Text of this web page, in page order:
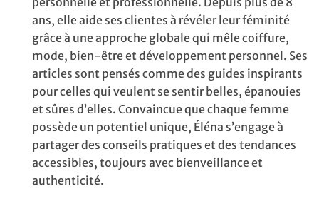
ans, elle aide ses clientes à révéler leur féminité
grâce à une approche globale qui mêle coiffure,
mode, bien-être et développement personnel. Ses
articles sont pensés comme des guides inspirants
pour celles qui veulent se sentir belles, épanouies
et sûres d’elles. Convaincue que chaque femme
possède un potentiel unique, Éléna s’engage à
partager des conseils pratiques et des tendances
accessibles, toujours avec bienveillance et
authenticité.